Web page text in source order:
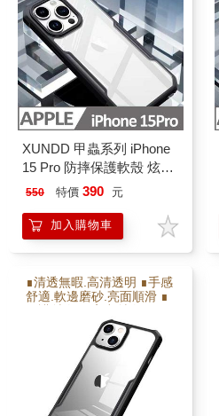
XUNDD 甲蟲系列 iPhone
15 Pro 防摔保護軟殼 炫酷
黑
550 特價 390 元
加入購物車
∎清透無暇.高清透明 ∎手感
舒適.軟邊磨砂.亮面順滑 ∎
M ∎防撞耐摔.增加氣囊瓦
解充擊力 ∎軟硬雙倍保護